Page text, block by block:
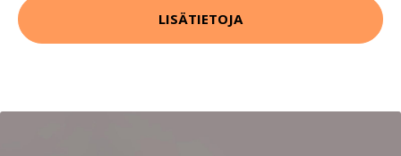
LISÄTIETOJA